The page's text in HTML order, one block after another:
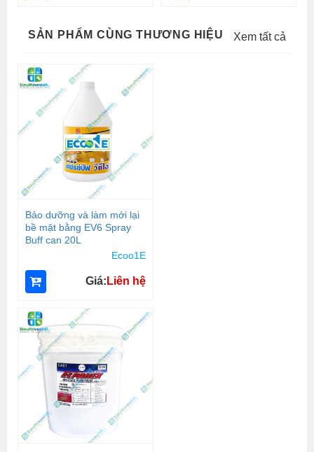
SẢN PHẨM CÙNG THƯƠNG HIỆU Xem tất cả
Bảo dưỡng và làm mới lại
bề mặt bằng EV6 Spray
Buff can 20L
Ecoo1E
Giá: Liên hệ